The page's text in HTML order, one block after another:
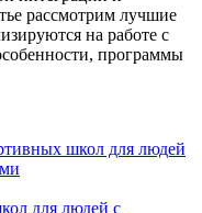
рассмотрим лучшие
на работе с
программы
школ для людей
для людей с